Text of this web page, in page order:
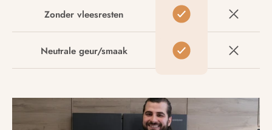
Zonder vleesresten
Neutrale geur/smaak